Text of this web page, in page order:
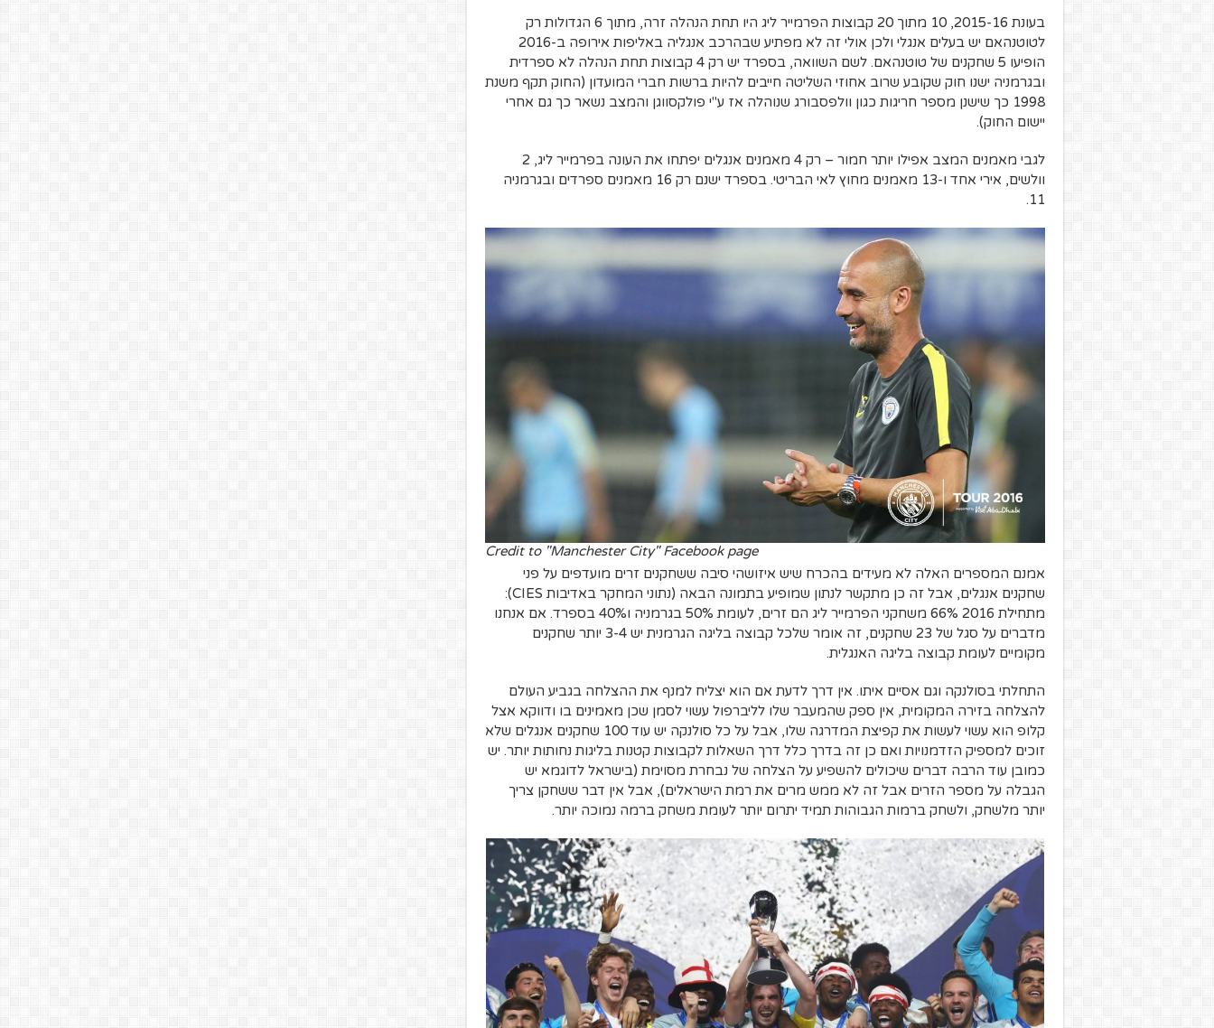
בעונת 2015-16, 10 מתוך 20 קבוצות הפרמייר ליג היו תחת הנהלה זרה, מתוך 6 הגדולות רק
לטוטנהאם יש בעלים אנגלי ולכן אולי זה לא מפתיע שבהרכב אנגליה באליפות אירופה ב-2016
הופיעו 5 שחקנים של טוטנהאם. לשם השוואה, בספרד יש רק 4 קבוצות תחת הנהלה לא ספרדית
ובגרמניה ישנו חוק שקובע שרוב אחוזי השליטה חייבים להיות ברשות חברי המועדון (החוק תקף משנת
1998 כך שישנן מספר חריגות כגון וולפסבורג שנוהלה אז ע"י פולקסווגן והמצב נשאר כך גם אחרי
יישום החוק).
לגבי מאמנים המצב אפילו יותר חמור – רק 4 מאמנים אנגלים יפתחו את העונה בפרמייר ליג, 2
וולשים, אירי אחד ו-13 מאמנים מחוץ לאי הבריטי. בספרד ישנם רק 16 מאמנים ספרדים ובגרמניה
11.
Credit to "Manchester City" Facebook page
אמנם המספרים האלה לא מעידים בהכרח שיש איזושהי סיבה ששחקנים זרים מועדפים על פני
שחקנים אנגלים, אבל זה כן מתקשר לנתון שמופיע בתמונה הבאה (נתוני המחקר באדיבות CIES):
מתחילת 2016 66% משחקני הפרמייר ליג הם זרים, לעומת 50% בגרמניה ו40% בספרד. אם אנחנו
מדברים על סגל של 23 שחקנים, זה אומר שלכל קבוצה בליגה הגרמנית יש 3-4 יותר שחקנים
מקומיים לעומת קבוצה בליגה האנגלית.
התחלתי בסולנקה וגם אסיים איתו. אין דרך לדעת אם הוא יצליח למנף את ההצלחה בגביע העולם
להצלחה בזירה המקומית, אין ספק שהמעבר שלו לליברפול עשוי לסמן שכן מאמינים בו ודווקא אצל
קלופ הוא עשוי לעשות את קפיצת המדרגה שלו, אבל על כל סולנקה יש עוד 100 שחקנים אנגלים שלא
זוכים למספיק הזדמנויות ואם כן זה בדרך כלל דרך השאלות לקבוצות קטנות בליגות נחותות יותר. יש
כמובן עוד הרבה דברים שיכולים להשפיע על הצלחה של נבחרת מסוימת (בישראל לדוגמא יש
הגבלה על מספר הזרים אבל זה לא ממש מרים את רמת הישראלים), אבל אין דבר ששחקן צריך
יותר מלשחק, ולשחק ברמות הגבוהות תמיד יתרום יותר לעומת משחק ברמה נמוכה יותר.